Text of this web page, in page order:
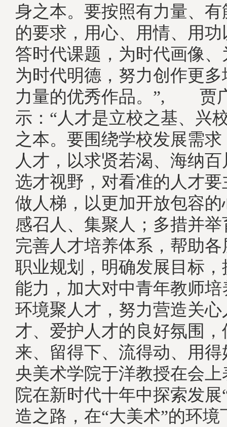
身之本。要按照有力量、
的要求，用心、用情、用
答时代课题，为时代画像
为时代明德，努力创作更
力量的优秀作品。”, 贾
示：“人才是立校之基、兴
之本。要围绕学校发展需
人才，以求贤若渴、海纳
选才视野，对看准的人才
做人梯，以更加开放包容
感召人、集聚人；多措并
完善人才培养体系，帮助
职业规划，明确发展目标
能力，加大对中青年教师
环境聚人才，努力营造关
才、爱护人才的良好氛围
来、留得下、流得动、
央美术学院于洋教授在会
院在新时代十年中探索发展
造之路，在“大美术”的环